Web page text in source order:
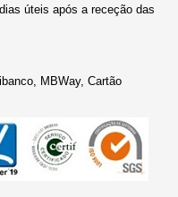
úteis após a receção das
MBWay, Cartão